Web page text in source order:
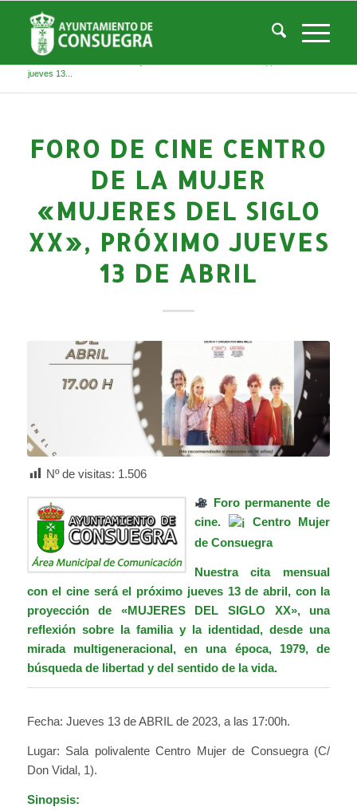
Noticias
Usted está aquí: Inicio / Noticias
Servicios Sociales
Centro de la Mujer / Actividades Centro Mujer
jueves 13...
FORO DE CINE CENTRO
DE LA MUJER
«MUJERES DEL SIGLO
XX», PRÓXIMO JUEVES
13 DE ABRIL
Nº de visitas: 1.506
Foro permanente de
cine.
Centro Mujer
de Consuegra
Nuestra cita mensual
con el cine será el próximo jueves 13 de abril, con la
proyección de «MUJERES DEL SIGLO XX», una
reflexión sobre la familia y la identidad, desde una
mirada multigeneracional, en una época, 1979, de
búsqueda de libertad y del sentido de la vida.
Fecha: Jueves 13 de ABRIL de 2023, a las 17:00h.
Lugar: Sala polivalente Centro Mujer de Consuegra (C/
Don Vidal, 1).
Sinopsis: